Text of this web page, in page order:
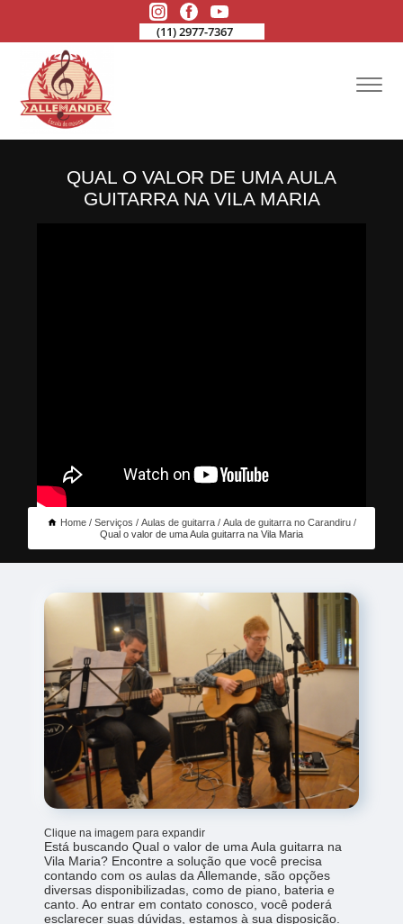
(11) 2977-7367
QUAL O VALOR DE UMA AULA
GUITARRA NA VILA MARIA
Home Serviços Aulas de guitarra
Aula de guitarra no Carandiru
Qual o valor de uma Aula guitarra na Vila Maria
Clique na imagem para expandir
Está buscando Qual o valor de uma Aula guitarra na
Vila Maria? Encontre a solução que você precisa
contando com os aulas da Allemande, são opções
diversas disponibilizadas, como de piano, bateria e
canto. Ao entrar em contato conosco, você poderá
esclarecer suas dúvidas, estamos à sua disposição.